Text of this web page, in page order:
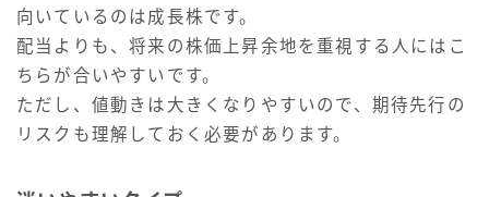
向いているのは成長株です。
配当よりも、将来の株価上昇余地を重視する人にはこ
ちらが合いやすいです。
ただし、値動きは大きくなりやすいので、期待先行の
リスクも理解しておく必要があります。